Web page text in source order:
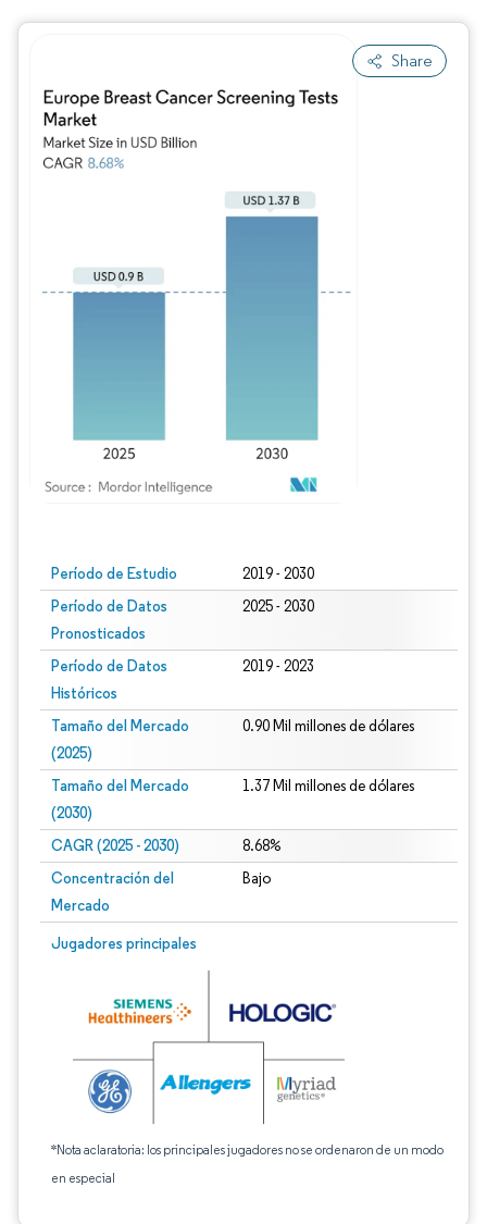
Share
Período de Estudio 2019 - 2030
Período de Datos
Pronosticados
2025 - 2030
Período de Datos
Históricos
2019 - 2023
Tamaño del Mercado
(2025)
0.90 Mil millones de dólares
Tamaño del Mercado
(2030)
1.37 Mil millones de dólares
CAGR (2025 - 2030) 8.68%
Concentración del
Mercado
Bajo
Jugadores principales
*Nota aclaratoria: los principales jugadores no se ordenaron de un modo
en especial